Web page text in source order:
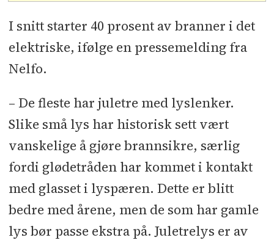
I snitt starter 40 prosent av branner i det
elektriske, ifølge en pressemelding fra
Nelfo.
– De fleste har juletre med lyslenker.
Slike små lys har historisk sett vært
vanskelige å gjøre brannsikre, særlig
fordi glødetråden har kommet i kontakt
med glasset i lyspæren. Dette er blitt
bedre med årene, men de som har gamle
lys bør passe ekstra på. Juletrelys er av